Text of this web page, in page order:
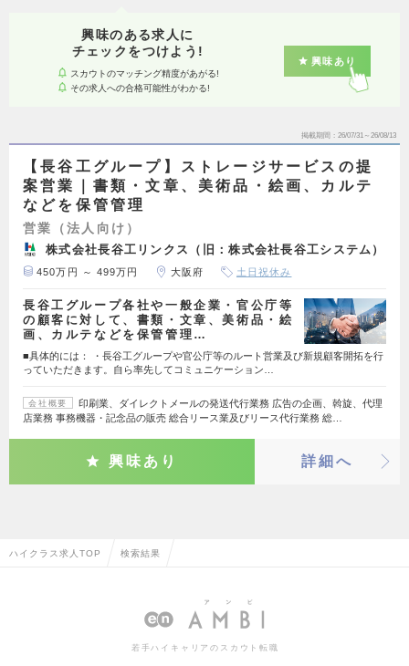
興味のある求人に
チェックをつけよう!
スカウトのマッチング精度があがる!
その求人への合格可能性がわかる!
興味あり
掲載期間 26/07/31～26/08/13
【長谷工グループ】ストレージサービスの提
案営業｜書類・文章、美術品・絵画、カルテ
などを保管管理
営業（法人向け）
株式会社長谷工リンクス（旧：株式会社長谷工システム）
450万円 ～ 499万円 大阪府 土日祝休み
長谷工グループ各社や一般企業・官公庁等
の顧客に対して、書類・文章、美術品・絵
画、カルテなどを保管管理…
■具体的には： ・長谷工グループや官公庁等のルート営業及び新規顧客開拓を行
っていただきます。自ら率先してコミュニケーション…
会社概要
印刷業、ダイレクトメールの発送代行業務 広告の企画、斡旋、代理
店業務 事務機器・記念品の販売 総合リース業及びリース代行業務 総…
興味あり 詳細へ
ハイクラス求人TOP 検索結果
若手ハイキャリアのスカウト転職